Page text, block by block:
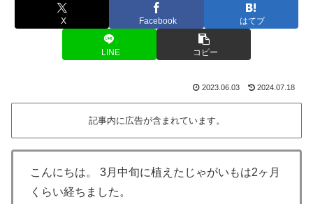
X Facebook はてブ
LINE コピー
2023.06.03 2024.07.18
記事内に広告が含まれています。
こんにちは。 3月中旬に植えたじゃがいもは2ヶ月
くらい経ちました。